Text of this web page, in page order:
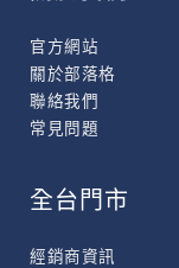
官方網站
關於部落格
聯絡我們
常見問題
全台門市
經銷商資訊